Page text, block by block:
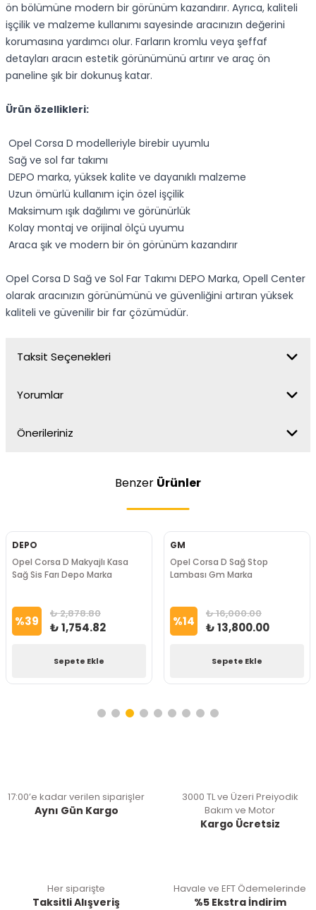
ön bölümüne modern bir görünüm kazandırır. Ayrıca, kaliteli
işçilik ve malzeme kullanımı sayesinde aracınızın değerini
korumasına yardımcı olur. Farların kromlu veya şeffaf
detayları aracın estetik görünümünü artırır ve araç ön
paneline şık bir dokunuş katar.
Ürün özellikleri:
Opel Corsa D modelleriyle birebir uyumlu
Sağ ve sol far takımı
DEPO marka, yüksek kalite ve dayanıklı malzeme
Uzun ömürlü kullanım için özel işçilik
Maksimum ışık dağılımı ve görünürlük
Kolay montaj ve orijinal ölçü uyumu
Araca şık ve modern bir ön görünüm kazandırır
Opel Corsa D Sağ ve Sol Far Takımı DEPO Marka, Opell Center
olarak aracınızın görünümünü ve güvenliğini artıran yüksek
kaliteli ve güvenilir bir far çözümüdür.
Taksit Seçenekleri
Yorumlar
Önerileriniz
Benzer Ürünler
DEPO
Opel Corsa D Makyajlı Kasa
Sağ Sis Farı Depo Marka
%39 ₺ 2,878.80
₺ 1,754.82
Sepete Ekle
GM
Opel Corsa D Sağ Stop
Lambası Gm Marka
%14 ₺ 16,000.00
₺ 13,800.00
Sepete Ekle
17:00’e kadar verilen siparişler
Aynı Gün Kargo
3000 TL ve Üzeri Preiyodik
Bakım ve Motor
Kargo Ücretsiz
Her siparişte
Taksitli Alışveriş
Havale ve EFT Ödemelerinde
%5 Ekstra İndirim